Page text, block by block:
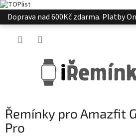
Přejít
na
Doprava nad 600Kč zdarma. Platby
Řemínky pro Amazfit
Pro